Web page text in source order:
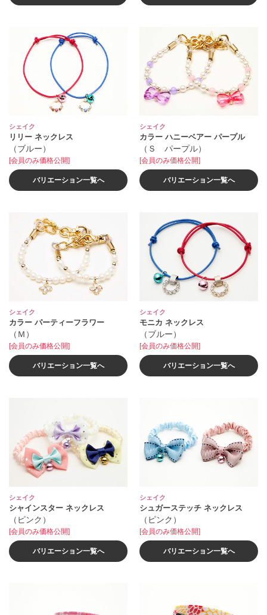
シェイク
リリー ネックレス
（ブルー）
[会員のみ価格公開]
バリエーション一覧へ
シェイク
カラー ハニーベアー パープル
（Ｓ パープル）
[会員のみ価格公開]
バリエーション一覧へ
シェイク
カラー パーティーフラワー
（Ｍ）
[会員のみ価格公開]
バリエーション一覧へ
シェイク
モニカ ネックレス
（ブルー）
[会員のみ価格公開]
バリエーション一覧へ
シェイク
シャインスター ネックレス
（ピンク）
[会員のみ価格公開]
バリエーション一覧へ
シェイク
シュガーステッチ ネックレス
（ピンク）
[会員のみ価格公開]
バリエーション一覧へ